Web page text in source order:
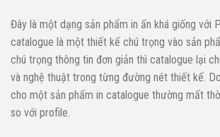
Đây là một dạng sản phẩm in ấn khá giống với
catalogue là một thiết kế chú trọng vào sản
chú trọng thông tin đơn giản thì catalogue lại
và nghệ thuật trong từng đường nét thiết kế.
cho một sản phẩm in catalogue thường mất
so với profile.